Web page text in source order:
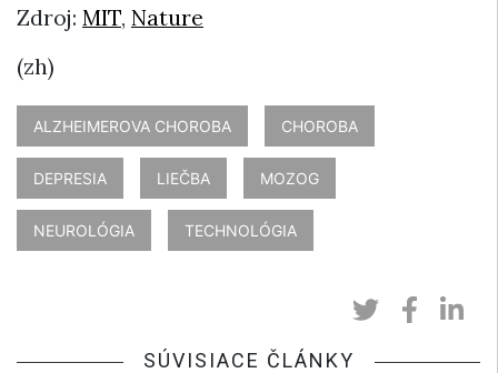
Zdroj: MIT, Nature
(zh)
ALZHEIMEROVA CHOROBA CHOROBA
DEPRESIA LIEČBA MOZOG
NEUROLÓGIA TECHNOLÓGIA
SÚVISIACE ČLÁNKY